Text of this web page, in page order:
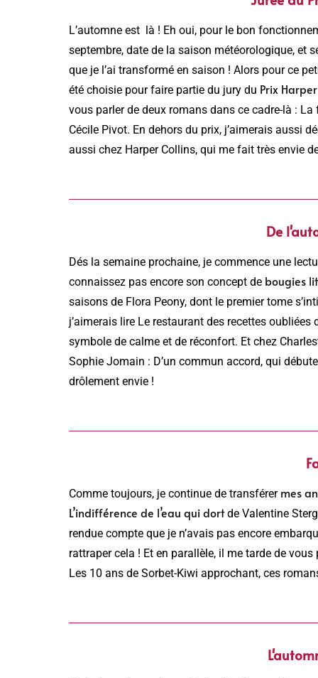
L’automne est là ! Eh oui, pour le bon
septembre, date de la saison météorologique, et
que je l’ai transformé en saison ! Alors pour ce
été choisie pour faire partie du jury du Prix
vous parler de deux romans dans ce cadre-là :
Cécile Pivot. En dehors du prix, j’aimerais aussi
aussi chez Harper Collins, qui me fait très envie
De
Dés la semaine prochaine, je commence une
connaissez pas encore son concept de bougies
saisons de Flora Peony, dont le premier tome
j’aimerais lire Le restaurant des recettes
symbole de calme et de réconfort. Et chez
Sophie Jomain : D’un commun accord, qui
drôlement envie !
Comme toujours, je continue de transférer mes
L’indifférence de l’eau qui dortde Valentine
rendue compte que je n’avais pas encore
rattraper cela ! Et en parallèle, il me tarde de
Les 10 ans de Sorbet-Kiwi approchant, ces